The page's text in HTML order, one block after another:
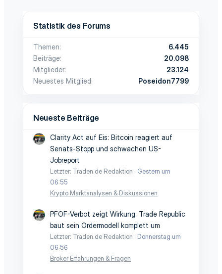
Statistik des Forums
Themen
6.445
Beiträge
20.098
Mitglieder
23.124
Neuestes Mitglied
Poseidon7799
Neueste Beiträge
Clarity Act auf Eis: Bitcoin reagiert auf
Senats-Stopp und schwachen US-
Jobreport
Letzter: Traden.de Redaktion
Gestern um
06:55
Krypto Marktanalysen & Diskussionen
PFOF-Verbot zeigt Wirkung: Trade Republic
baut sein Ordermodell komplett um
Letzter: Traden.de Redaktion
Donnerstag um
06:56
Broker Erfahrungen & Fragen